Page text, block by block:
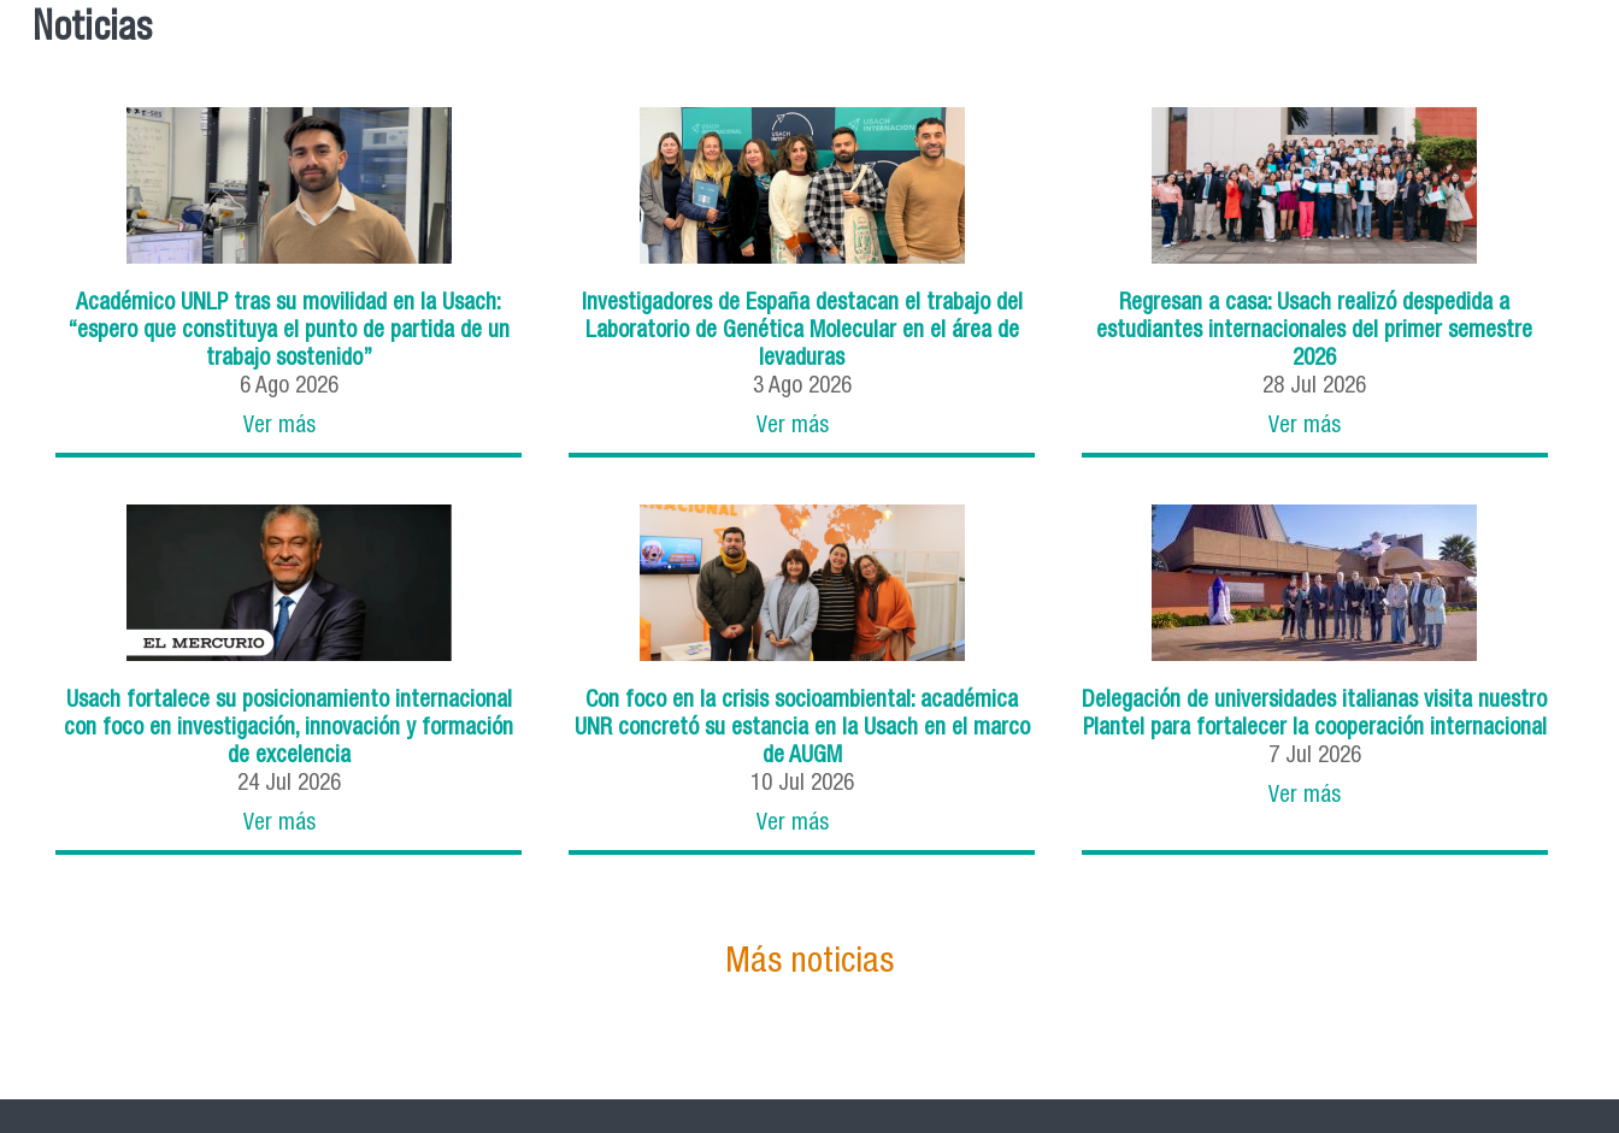
Noticias
Académico UNLP tras su movilidad en la Usach:
“espero que constituya el punto de partida de un
trabajo sostenido”
6 Ago 2026
Ver más
Investigadores de España destacan el trabajo del
Laboratorio de Genética Molecular en el área de
levaduras
3 Ago 2026
Ver más
Regresan a casa: Usach realizó despedida a
estudiantes internacionales del primer semestre
2026
28 Jul 2026
Ver más
Usach fortalece su posicionamiento internacional
con foco en investigación, innovación y formación
de excelencia
24 Jul 2026
Ver más
Con foco en la crisis socioambiental: académica
UNR concretó su estancia en la Usach en el marco
de AUGM
10 Jul 2026
Ver más
Delegación de universidades italianas visita nuestro
Plantel para fortalecer la cooperación internacional
7 Jul 2026
Ver más
Más noticias